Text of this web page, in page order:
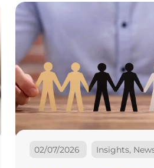
02/07/2026 Insights,